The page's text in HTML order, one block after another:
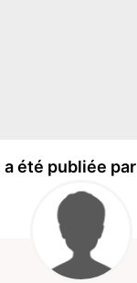
été publiée par